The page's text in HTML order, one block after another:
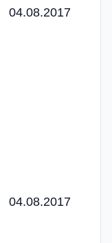
04.08.2017
04.08.2017